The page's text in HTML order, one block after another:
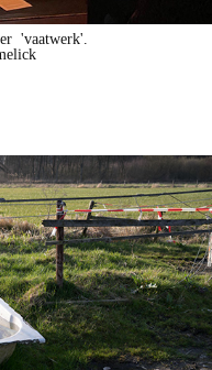
kok over 'vaatwerk'.